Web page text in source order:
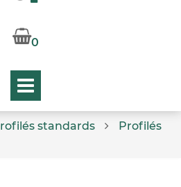
0
standards
Profilés